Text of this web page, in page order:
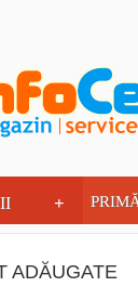
+
ADĂUGATE